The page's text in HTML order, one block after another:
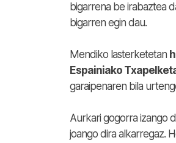
bigarrena be irabaztea
bigarren egin dau.
Mendiko lasterketetan
Espainiako
garaipenaren bila
Aurkari gogorra izango
joango dira alkarregaz.